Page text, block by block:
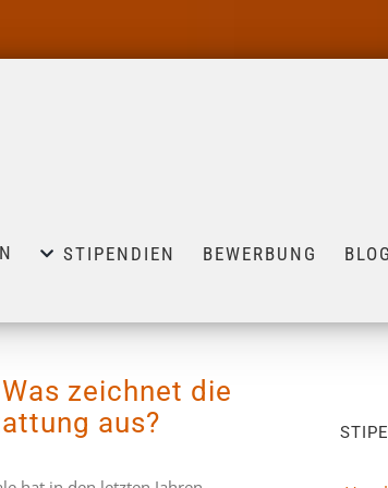
STIPENDIEN BEWERBUNG BLOG
zeichnet die
aus?